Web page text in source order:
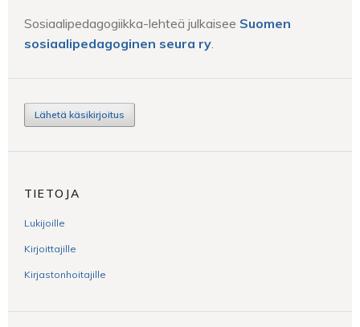
Sosiaalipedagogiikka-lehteä julkaisee Suomen
sosiaalipedagoginen seura ry.
Lähetä käsikirjoitus
TIETOJA
Lukijoille
Kirjoittajille
Kirjastonhoitajille